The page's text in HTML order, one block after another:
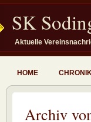
SK
Aktuelle
HOME
Archiv